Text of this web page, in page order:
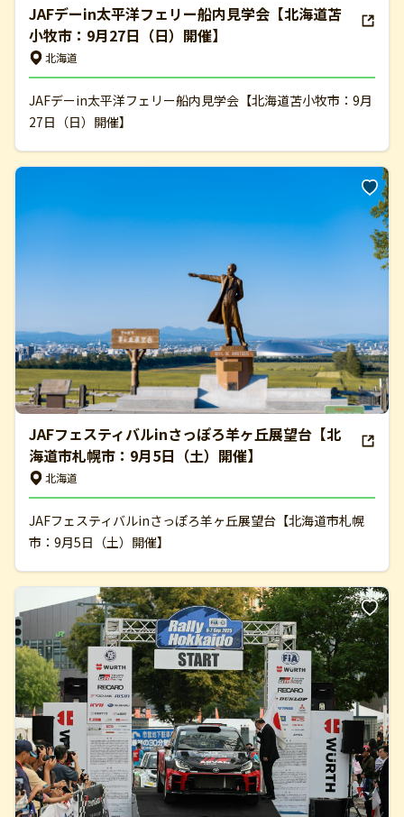
JAFデーin太平洋フェリー船内見学会【北海道苫
小牧市：9月27日（日）開催】
北海道
JAFデーin太平洋フェリー船内見学会【北海道苫小牧市：9月
27日（日）開催】
JAFフェスティバルinさっぽろ羊ヶ丘展望台【北
海道市札幌市：9月5日（土）開催】
北海道
JAFフェスティバルinさっぽろ羊ヶ丘展望台【北海道市札幌
市：9月5日（土）開催】